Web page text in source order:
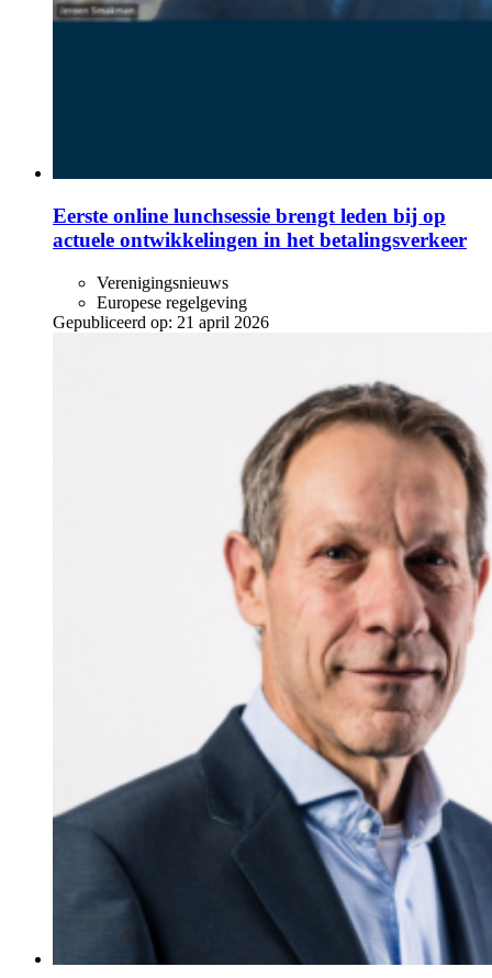
Eerste online lunchsessie brengt leden bij op
actuele ontwikkelingen in het betalingsverkeer
Verenigingsnieuws
Europese regelgeving
Gepubliceerd op: 21 april 2026